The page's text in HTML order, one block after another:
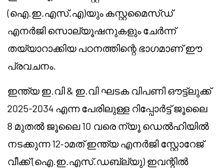
(ഐ.ഇ.എസ്.എ)യും കസ്റ്റമൈസ്ഡ്
എനർജി സൊല്യൂഷനുകളും ചേർന്ന്
തയ്യാറാക്കിയ പഠനത്തിന്റെ ഭാഗമാണ് ഈ
പ്രവചനം.
ഇന്ത്യ ഇ.വി & ഇ.വി ഘടക വിപണി ഔട്ട്‌ലുക്ക്
2025-2034 എന്ന പേരിലുള്ള റിപ്പോർട്ട് ജൂലൈ
8 മുതൽ ജൂലൈ 10 വരെ ന്യൂ ഡെൽഹിയിൽ
നടക്കുന്ന 12-ാമത് ഇന്ത്യ എനർജി സ്റ്റോറേജ്
വീക്ക് (ഐ.ഇ.എസ്.ഡബ്ല്യു) ഇവന്റിൽ